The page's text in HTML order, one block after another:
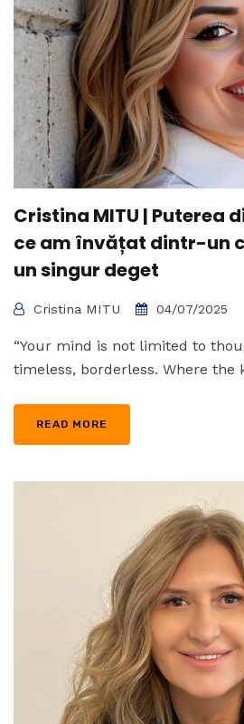
Cristina MITU | Puterea
ce am învățat dintr-un
un singur deget
Cristina MITU 04/07/2025
“Your mind is not limited to
timeless, borderless. Where the
READ MORE